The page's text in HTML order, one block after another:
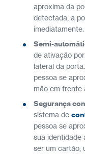
aproxima da
detectada, a
imediatamente.
Semi-
de ativação
lateral da
pessoa se
mão em frente
Segurança
sistema de
pessoa se
sua identidade
ser um cartão,